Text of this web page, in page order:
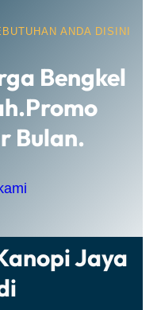
ANDA DISINI
Bengkel
Bulan.
Jaya